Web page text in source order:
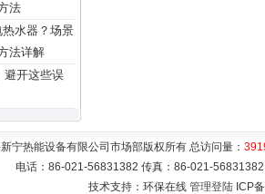
法
水器？场景
法详解
避开这些误
宁热能设备有限公司市场部版权所有 总访问量：
电话：86-021-56831382 传真：86-021-
技术支持：环保在线 管理登陆 ICP